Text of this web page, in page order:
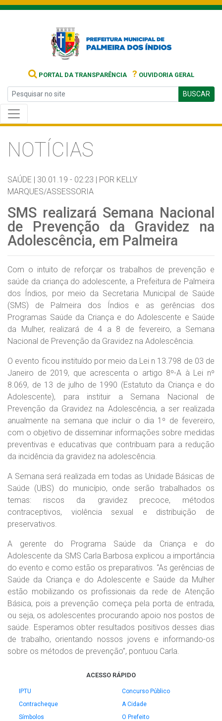
PORTAL DA TRANSPARÊNCIA ? OUVIDORIA GERAL
BUSCAR
NOTÍCIAS
SAÚDE | 30.01.19 - 02:23 | POR KELLY
MARQUES/ASSESSORIA
SMS realizará Semana Nacional
de Prevenção da Gravidez na
Adolescência, em Palmeira
Com o intuito de reforçar os trabalhos de prevenção e
saúde da criança do adolescente, a Prefeitura de Palmeira
dos Índios, por meio da Secretaria Municipal de Saúde
(SMS) de Palmeira dos Índios e as gerências dos
Programas Saúde da Criança e do Adolescente e Saúde
da Mulher, realizará de 4 a 8 de fevereiro, a Semana
Nacional de Prevenção da Gravidez na Adolescência.
O evento ficou instituído por meio da Lei n 13.798 de 03 de
Janeiro de 2019, que acrescenta o artigo 8º-A à Lei nº
8.069, de 13 de julho de 1990 (Estatuto da Criança e do
Adolescente), para instituir a Semana Nacional de
Prevenção da Gravidez na Adolescência, a ser realizada
anualmente na semana que incluir o dia 1º de fevereiro,
com o objetivo de disseminar informações sobre medidas
preventivas e educativas que contribuam para a redução
da incidência da gravidez na adolescência.
A Semana será realizada em todas as Unidade Básicas de
Saúde (UBS) do município, onde serão trabalhados os
temas: riscos da gravidez precoce, métodos
contraceptivos, violência sexual e distribuição de
preservativos.
A gerente do Programa Saúde da Criança e do
Adolescente da SMS Carla Barbosa explicou a importância
do evento e como estão os preparativos. “As gerências de
Saúde da Criança e do Adolescente e Saúde da Mulher
estão mobilizando os profissionais da rede de Atenção
Básica, pois a prevenção começa pela porta de entrada,
ou seja, os adolescentes procurando apoio nos postos de
saúde. Esperamos obter resultados positivos desses dias
de trabalho, orientando nossos jovens e informando-os
sobre os métodos de prevenção”, pontuou Carla.
ACESSO RÁPIDO
IPTU
Concurso Público
Contracheque
A Cidade
Símbolos
O Prefeito